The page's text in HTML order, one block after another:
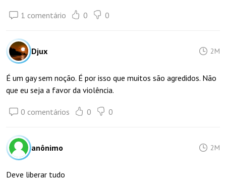
1 comentário 0 0
Djux 2M
É um gay sem noção. É por isso que muitos são agredidos. Não
que eu seja a favor da violência.
0 comentários 0 0
anônimo 2M
Deve liberar tudo